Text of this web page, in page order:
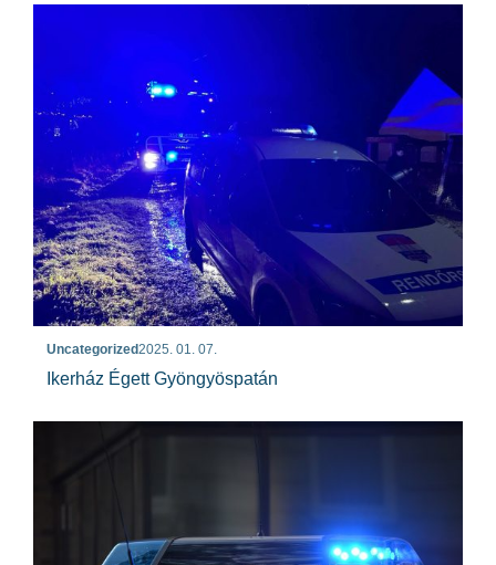
Uncategorized2025. 01. 07.
Ikerház Égett Gyöngyöspatán